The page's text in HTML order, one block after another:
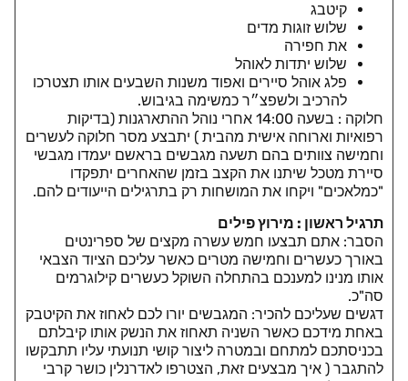
קיטבג
שלוש זוגות מדים
את חפירה
שלוש יתדות לאוהל
פלג אוהל סיירים ואפוד משנות השבעים אותו תצטרכו
להרכיב ולשפצ״ר כמשימה בגיבוש.
חלוקה : בשעה 14:00 אחרי נוהל ההתארגנות (בדיקות
רפואיות וארוחה אישית מהבית ) יתבצע מסר חלוקה לעשרים
וחמישה צוותים בהם תשעה מגבשים בראשם יעמדו מגבשי
סיירת מטכל שיתנו את הקצב בזמן שהאחרים יתפקדו
"כמלאכים" ויקחו את המושחות רק בתרגילים הייעודים להם.
תרגיל ראשון : מירוץ פילים
הסבר: אתם תבצעו חמש עשרה מקצים של ספרינטים
באורך כעשרים וחמישה מטרים כאשר עליכם הציוד הצבאי
אותו מנינו למענכם בהתחלה השוקל כעשרים קילוגרמים
סה"כ.
דגשים שעליכם להכיר: המגבשים יורו לכם לאחוז את הקיטבק
באחת מידכם כאשר השניה תאחוז את הנשק אותו קיבלתם
בכניסתכם למתחם ובמטרה ליצור קושי תנועתי עליו תתבקשו
להתגבר ( איך מבצעים זאת, הצטרפו לאדרנלין כושר קרבי